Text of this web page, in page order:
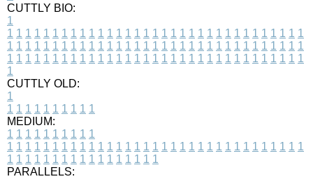
CUTTLY BIO:
1
1 1 1 1 1 1 1 1 1 1 1 1 1 1 1 1 1 1 1 1 1 1 1 1 1 1 1 1 1 1 1 1 1
1 1 1 1 1 1 1 1 1 1 1 1 1 1 1 1 1 1 1 1 1 1 1 1 1 1 1 1 1 1 1 1 1
1 1 1 1 1 1 1 1 1 1 1 1 1 1 1 1 1 1 1 1 1 1 1 1 1 1 1 1 1 1 1 1 1
1
CUTTLY OLD:
1
1 1 1 1 1 1 1 1 1 1
MEDIUM:
1 1 1 1 1 1 1 1 1 1
1 1 1 1 1 1 1 1 1 1 1 1 1 1 1 1 1 1 1 1 1 1 1 1 1 1 1 1 1 1 1 1 1
1 1 1 1 1 1 1 1 1 1 1 1 1 1 1 1 1
PARALLELS: